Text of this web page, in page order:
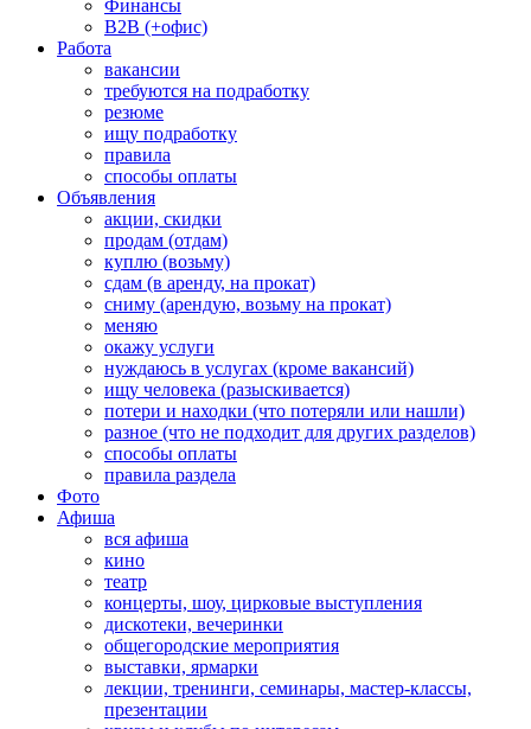
Финансы
B2B (+офис)
Работа
вакансии
требуются на подработку
резюме
ищу подработку
правила
способы оплаты
Объявления
акции, скидки
продам (отдам)
куплю (возьму)
сдам (в аренду, на прокат)
сниму (арендую, возьму на прокат)
меняю
окажу услуги
нуждаюсь в услугах (кроме вакансий)
ищу человека (разыскивается)
потери и находки (что потеряли или нашли)
разное (что не подходит для других разделов)
способы оплаты
правила раздела
Фото
Афиша
вся афиша
кино
театр
концерты, шоу, цирковые выступления
дискотеки, вечеринки
общегородские мероприятия
выставки, ярмарки
лекции, тренинги, семинары, мастер-классы,
презентации